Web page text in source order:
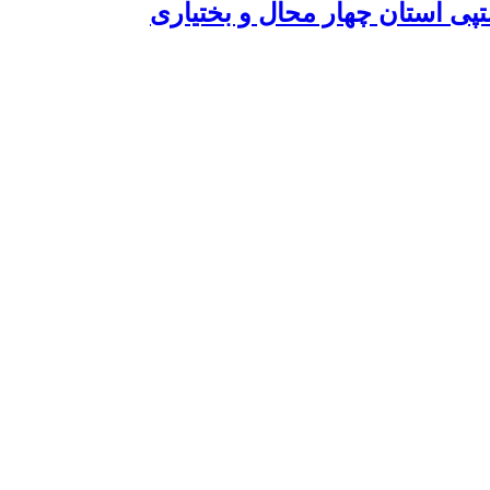
استان چهار محال و بختیاری